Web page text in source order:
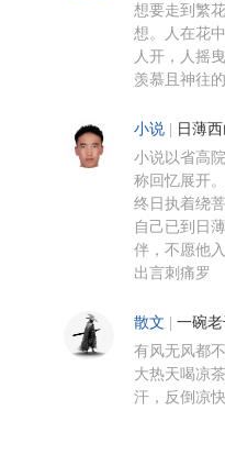
想要走到繁
想。人在花
人开，人摇
羡慕且神往
小说 日薄
小说以省高
称回忆展开
终日执着绕
自己已到日
伴，不愿他
出言刺痛罗
散文 一碗
有风无风都
大热天喝凉
汗，反倒凉快